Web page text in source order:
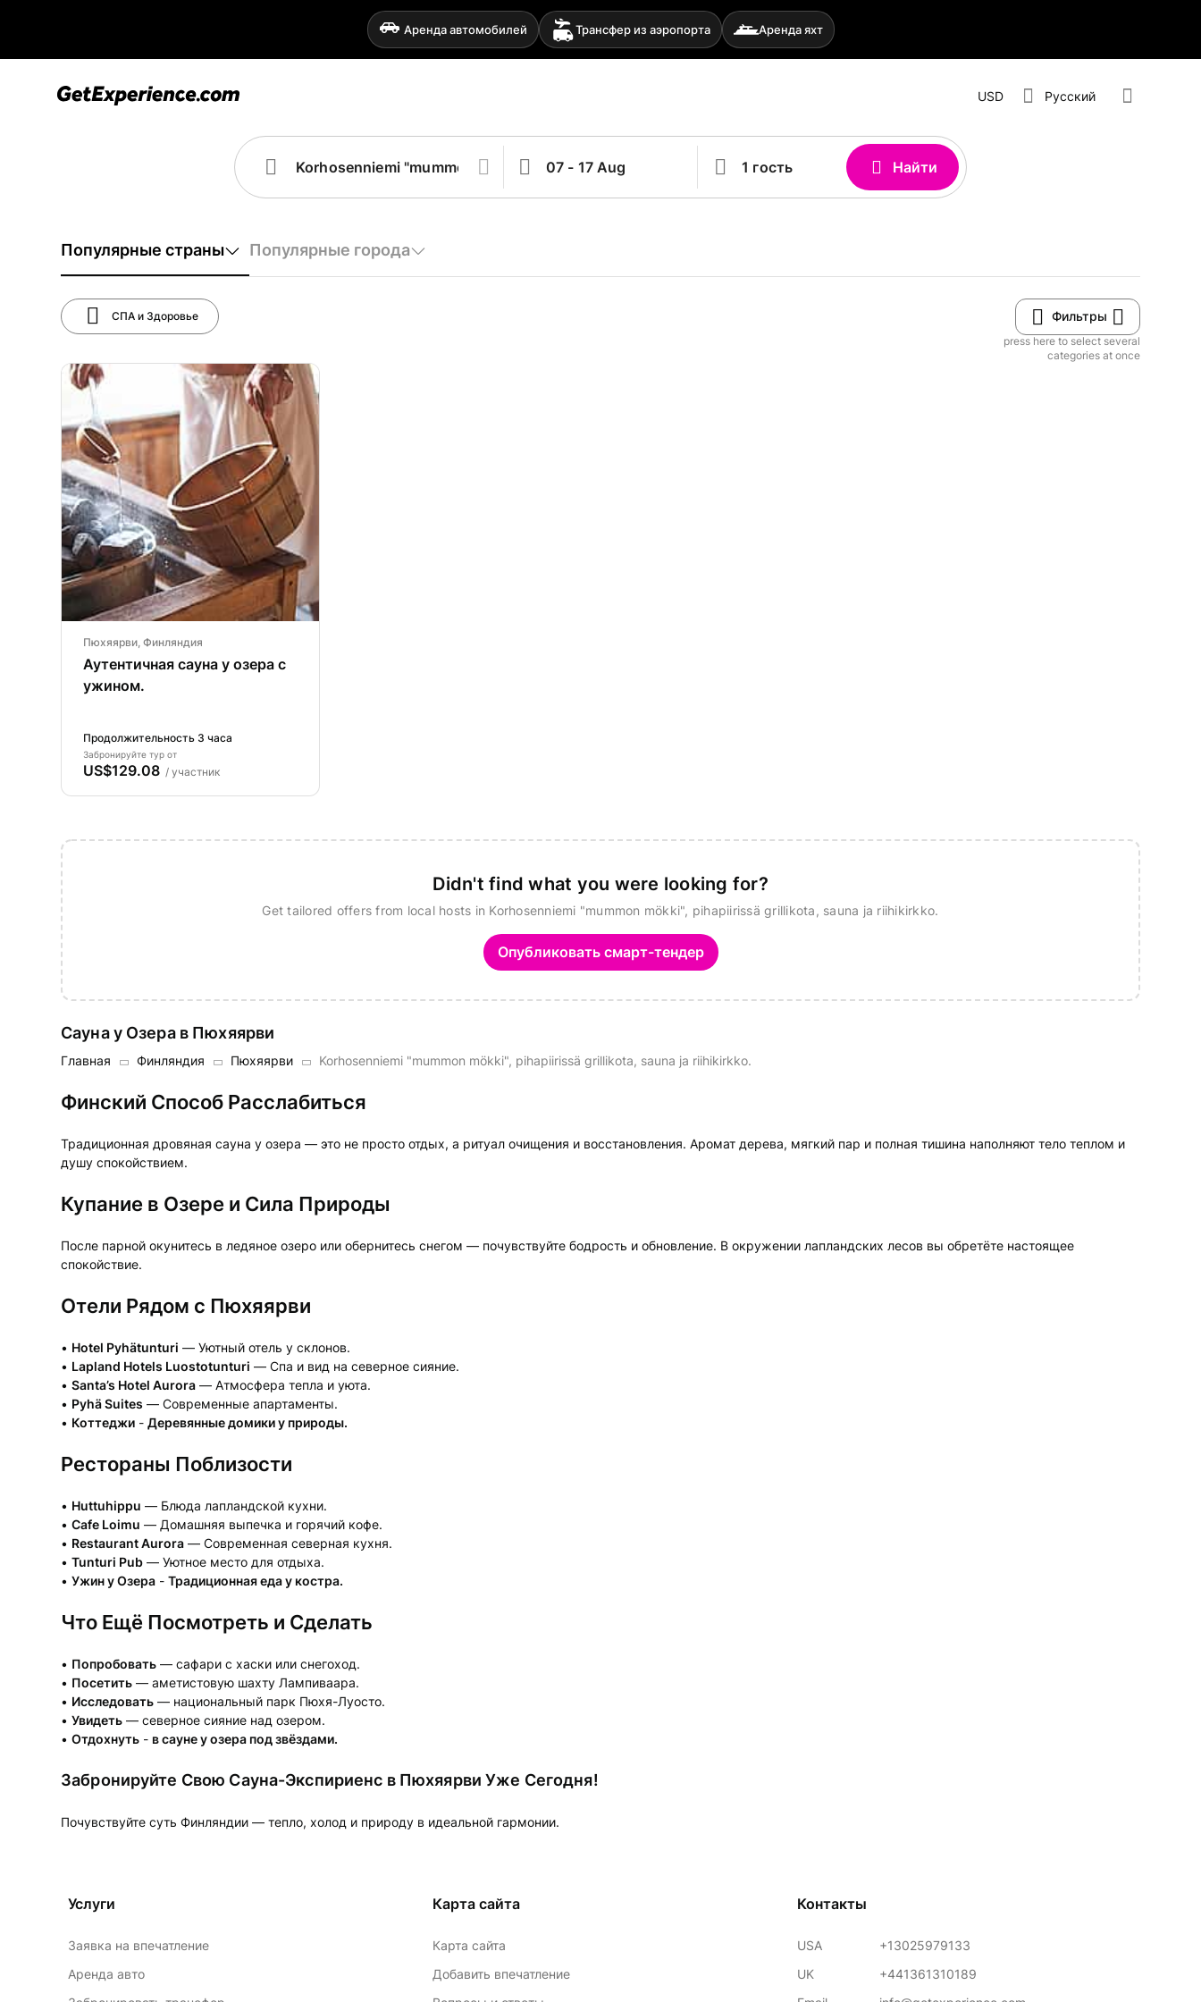
Аренда автомобилей Трансфер из аэропорта Аренда яхт
USD Русский
Найти
Популярные страны Популярные города
СПА и Здоровье Фильтры
press here to select several
categories at once
Пюхяярви, Финляндия
Аутентичная сауна у озера с
ужином.
Продолжительность 3 часа
Забронируйте тур от
US$129.08 / участник
Didn't find what you were looking for?
Get tailored offers from local hosts in Korhosenniemi "mummon mökki", pihapiirissä grillikota, sauna ja riihikirkko.
Опубликовать смарт-тендер
Сауна у Озера в Пюхяярви
Главная Финляндия Пюхяярви Korhosenniemi "mummon mökki", pihapiirissä grillikota, sauna ja riihikirkko.
Финский Способ Расслабиться
Традиционная дровяная сауна у озера — это не просто отдых, а ритуал очищения и восстановления. Аромат дерева, мягкий пар и полная тишина наполняют тело теплом и
душу спокойствием.
Купание в Озере и Сила Природы
После парной окунитесь в ледяное озеро или обернитесь снегом — почувствуйте бодрость и обновление. В окружении лапландских лесов вы обретёте настоящее
спокойствие.
Отели Рядом с Пюхяярви
• Hotel Pyhätunturi — Уютный отель у склонов.
• Lapland Hotels Luostotunturi — Спа и вид на северное сияние.
• Santa’s Hotel Aurora — Атмосфера тепла и уюта.
• Pyhä Suites — Современные апартаменты.
• Коттеджи - Деревянные домики у природы.
Рестораны Поблизости
• Huttuhippu — Блюда лапландской кухни.
• Cafe Loimu — Домашняя выпечка и горячий кофе.
• Restaurant Aurora — Современная северная кухня.
• Tunturi Pub — Уютное место для отдыха.
• Ужин у Озера - Традиционная еда у костра.
Что Ещё Посмотреть и Сделать
• Попробовать — сафари с хаски или снегоход.
• Посетить — аметистовую шахту Лампиваара.
• Исследовать — национальный парк Пюхя-Луосто.
• Увидеть — северное сияние над озером.
• Отдохнуть - в сауне у озера под звёздами.
Забронируйте Свою Сауна-Экспириенс в Пюхяярви Уже Сегодня!
Почувствуйте суть Финляндии — тепло, холод и природу в идеальной гармонии.
Услуги
Заявка на впечатление
Аренда авто
Карта сайта
Карта сайта
Добавить впечатление
Контакты
USA
+13025979133
UK
+441361310189